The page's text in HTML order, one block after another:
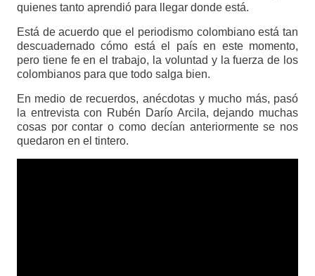
quienes tanto aprendió para llegar donde está.
Está de acuerdo que el periodismo colombiano está tan
descuadernado cómo está el país en este momento,
pero tiene fe en el trabajo, la voluntad y la fuerza de los
colombianos para que todo salga bien.
En medio de recuerdos, anécdotas y mucho más, pasó
la entrevista con Rubén Darío Arcila, dejando muchas
cosas por contar o como decían anteriormente se nos
quedaron en el tintero.